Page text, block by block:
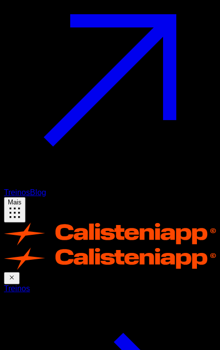
TreinosBlog
Mais
Treinos